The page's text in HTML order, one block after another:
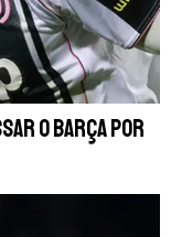
o Barça por